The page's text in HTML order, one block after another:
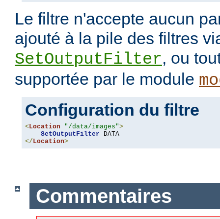
Le filtre n'accepte aucun
ajouté à la pile des filtres
SetOutputFilter, ou
supportée par le module
Configuration du filtre
<Location "/data/images">
SetOutputFilter
</Location>
Commentaires